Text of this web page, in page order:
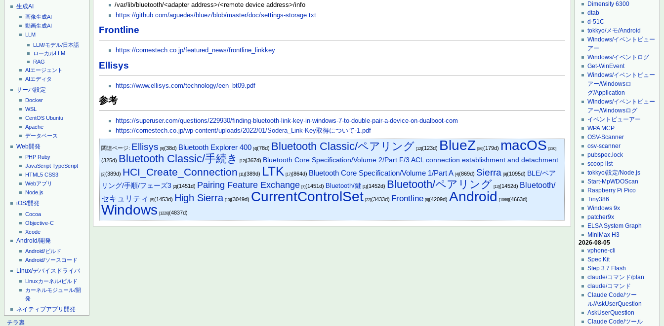
生成AI
画像生成AI
動画生成AI
LLM
LLM/モデル/日本語
ローカルLLM
RAG
AIエージェント
AIエディタ
サーバ設定
Docker
WSL
CentOS Ubuntu
Apache
データベース
Web開発
PHP Ruby
JavaScript TypeScript
HTML5 CSS3
Webアプリ
Node.js
iOS/開発
Cocoa
Objective-C
Xcode
Android/開発
Android/ビルド
Android/ソースコード
Linux/デバイスドライバ
Linuxカーネル/ビルド
カーネルモジュール/開
発
ネイティブアプリ開発
チラ裏
/var/lib/bluetooth/<adapter address>/<remote device address>/info
https://github.com/aguedes/bluez/blob/master/doc/settings-storage.txt
Frontline
https://cornestech.co.jp/featured_news/frontline_linkkey
Ellisys
https://www.ellisys.com/technology/een_bt09.pdf
参考
https://superuser.com/questions/229930/finding-bluetooth-link-key-in-windows-7-to-double-pair-a-device-on-dualboot-com
https://cornestech.co.jp/wp-content/uploads/2022/01/Sodera_Link-Key取得について-1.pdf
関連ページ: Ellisys [9](38d) Bluetooth Explorer 400 [4](78d) Bluetooth Classic/ペアリング [12](123d) BlueZ [86](179d) macOS [230]
(325d) Bluetooth Classic/手続き [12](367d) Bluetooth Core Specification/Volume 2/Part F/3 ACL connection establishment and detachment
[2](389d) HCI_Create_Connection [11](389d) LTK [17](864d) Bluetooth Core Specification/Volume 1/Part A [4](869d) Sierra [9](1095d) BLE/ペア
リング/手順/フェーズ3 [2](1451d) Pairing Feature Exchange [7](1451d) Bluetooth/鍵 [1](1452d) Bluetooth/ペアリング [13](1452d) Bluetooth/
セキュリティ
[5](1453d) High Sierra [10](3049d) CurrentControlSet [22](3433d) Frontline [6](4209d)Android [1066](4663d)
Windows [1226](4837d)
Dimensity 6300
dtab
d-51C
tokkyo/メモ/Android
Windows/イベントビュー
アー
Windows/イベントログ
Get-WinEvent
Windows/イベントビュー
アー/Windowsロ
グ/Application
Windows/イベントビュー
アー/Windowsログ
イベントビューアー
WPA MCP
OSV-Scanner
osv-scanner
pubspec.lock
scoop list
tokkyo/設定/Node.js
Start-MpWDOScan
Raspberry Pi Pico
Tiny386
Windows 9x
patcher9x
ELSA System Graph
MiniMax H3
2026-08-05
vphone-cli
Spec Kit
Step 3.7 Flash
claude/コマンド/plan
claude/コマンド
Claude Code/ツー
ル/AskUserQuestion
AskUserQuestion
Claude Code/ツール